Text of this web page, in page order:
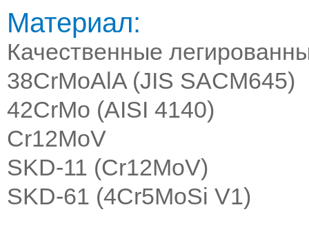
Материал:
Качественные
38CrMoAlA (JIS SACM645)
42CrMo (AISI 4140)
Cr12MoV
SKD-11 (Cr12MoV)
SKD-61 (4Cr5MoSi V1)